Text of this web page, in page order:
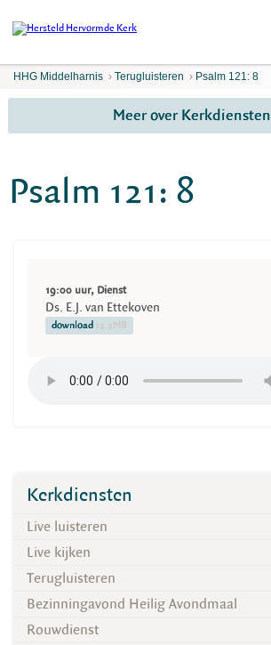
HHG Middelharnis › Terugluisteren › Psalm 121: 8
Meer over Kerkdiensten
Psalm 121: 8
19:00 uur, Dienst
Ds. E.J. van Ettekoven
download 12.2MB
Kerkdiensten
Live luisteren
Live kijken
Terugluisteren
Bezinningavond Heilig Avondmaal
Rouwdienst